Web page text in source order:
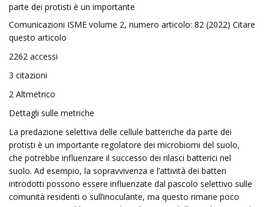
parte dei protisti è un importante
Comunicazioni ISME volume 2, numero articolo: 82 (2022) Citare
questo articolo
2262 accessi
3 citazioni
2 Altmetrico
Dettagli sulle metriche
La predazione selettiva delle cellule batteriche da parte dei
protisti è un importante regolatore dei microbiomi del suolo,
che potrebbe influenzare il successo dei rilasci batterici nel
suolo. Ad esempio, la sopravvivenza e l’attività dei batteri
introdotti possono essere influenzate dal pascolo selettivo sulle
comunità residenti o sull’inoculante, ma questo rimane poco